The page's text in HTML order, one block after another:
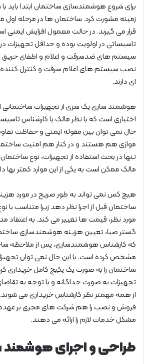
برای شروع هوشمندسازی ساختمان ابتدا باید
زمینه مشورت کرد. ساختمان ها در مرحله اول
قرار می گیرند. در حالت معمول افزایش ایمنی
تاسیساتی در اولویت بوده و حداقل
سیستم های ضدسرقت و اعلام و اطفای حریق
نصب سیستم های اعلام سرقت و کنترل کننده
ای دارند.
هوشمند سازی یک سری از تجهیزات ساختمانی
اختیاری است که با نظر مالک یا کارشناس
حال نمی توان بین مقوله ایمنی و حفاظت
موازی هم هستند و در کنار هم امنیت
تنها در بحث استفاده از تجهیزات، نوع
مالک ممکن است به یکی از این موارد کمتر بها
هیچ کس نمی تواند به طور صریح در مورد
ساختمان قبل از اجرا نظر دهد زیرا متناسب با
مورد نظر، قیمت ها تغییر می کند. به اعتقاد
گستر صبا، تعیین هزینه هوشمندسازی
که کارشناس هوشمندسازی، پس از ملاحظه
مشخص کرده است. با این حال نمی توان
ساختمان را به صورت یک پکیج کامل خریداری
تجهیزات به صورت جداگانه و با توجه به
از همه مهمتر نظر کارشناس خریداری می
فروش و نصب را هم شرکت های مجری بر عهده
مشکل خدمات لازم را ارائه می دهند.
طراحی و اجرای هوشمند